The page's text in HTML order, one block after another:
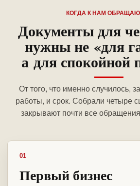
КОГДА К НАМ
Документы для
нужны не «для
а для спокойной
От того, что именно случилось,
работы, и срок. Собрали четыре
закрывают почти все
01
Первый бизнес